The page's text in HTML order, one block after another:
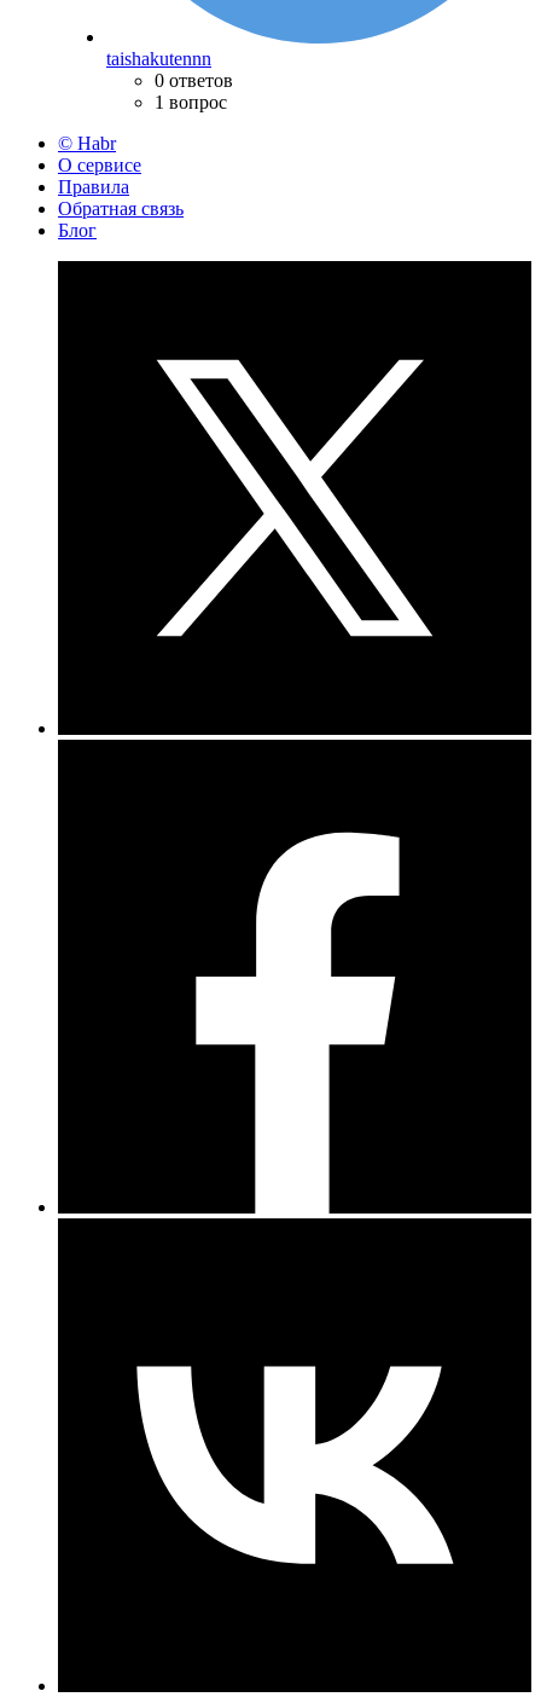
taishakutennn
0 ответов
1 вопрос
© Habr
О сервисе
Правила
Обратная связь
Блог